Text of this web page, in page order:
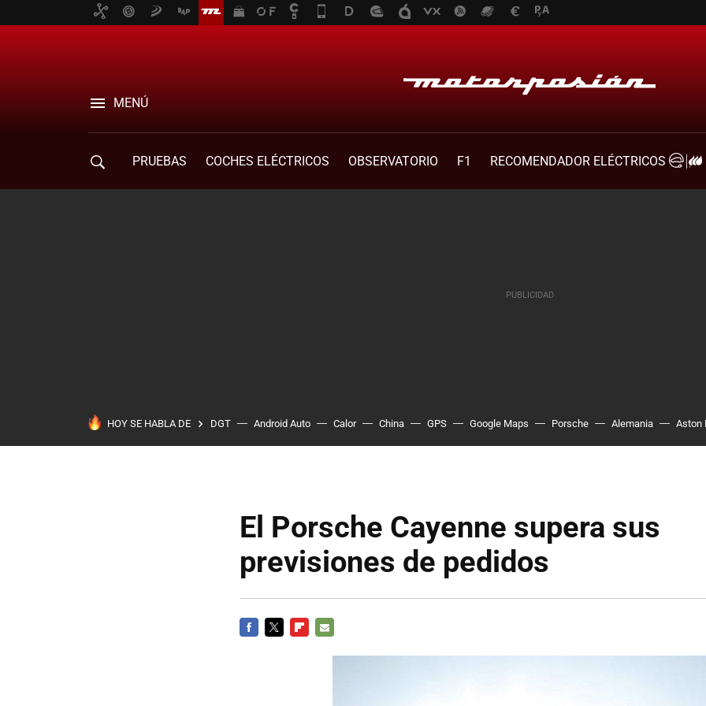
MENÚ
PRUEBAS COCHES ELÉCTRICOS OBSERVATORIO F1
RECOMENDADOR ELÉCTRICOS
HOY SE HABLA DE DGT Android Auto Calor China GPS Google Maps Porsche Alemania Aston
El Porsche Cayenne supera sus
previsiones de pedidos